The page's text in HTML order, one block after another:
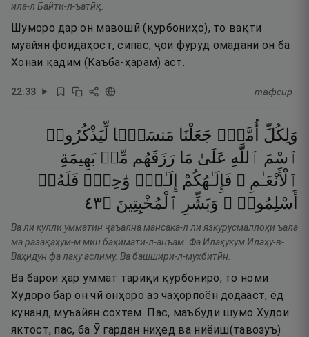
ила-л Байти-л-ъатӣқ.
Шуморо дар он мавошӣ (қурбониҳо), то вақти
муайян фоидаҳост, сипас, ҷои фуруд омадани он ба
Хонаи қадим (Каъба-ҳарам) аст.
22:33 тафсир
وَلِكُلِّ أُمَّةٍۢ جَعَلْنَا مَنسَكًۭا لِّيَذْكُرُوا۟
ٱسْمَ ٱللَّهِ عَلَىٰ مَا رَزَقَهُم مِّنۢ بَهِيمَةِ
ٱلْأَنْعَـٰمِ ۗ فَإِلَـٰهُكُمْ إِلَـٰهٌۭ وَٰحِدٌۭ فَلَهُۥٓ
أَسْلِمُوا۟ ۗ وَبَشِّرِ ٱلْمُخْبِتِينَ ۝٣٤
Ва ли кулли умматин ҷаъална мансака-л ли язкурусмаллоҳи ъала
ма разақаҳум-м мин баҳӣмати-л-анъам. Фа Илаҳукум Илаҳу-в-
Ваҳидун фа лаҳу аслиму. Ва башшири-л-мухбитӣн.
Ва барои ҳар уммат тариқи қурбониро, то номи
Худоро бар он чӣ онҳоро аз чаҳорпоён додааст, ёд
кунанд, муъайян сохтем. Пас, маъбуди шумо Худои
яктост, пас, ба Ӯ гардан ниҳед ва ниёиш(тавозуъ)